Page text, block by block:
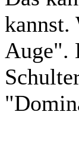
kannst.
Auge".